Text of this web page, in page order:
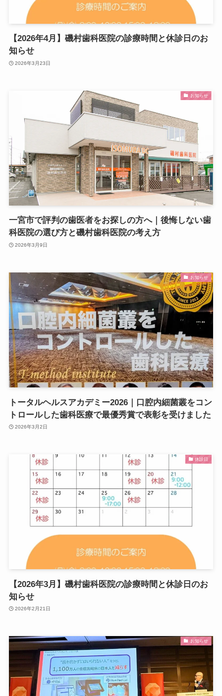
【2026年4月】磯村歯科医院の診療時間と休診日のお
知らせ
2026年3月23日
お知らせ
一宮市で評判の歯医者をお探しの方へ｜後悔しない歯
科医院の選び方と磯村歯科医院の考え方
2026年3月9日
お知らせ
トータルヘルスアカデミー2026｜口腔内細菌叢をコン
トロールした歯科医療で最優秀賞で表彰を受けました
2026年3月2日
休診日
【2026年3月】磯村歯科医院の診療時間と休診日のお
知らせ
2026年2月21日
お知らせ